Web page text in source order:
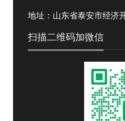
地址：山东省泰安市经济
扫描二维码加微信